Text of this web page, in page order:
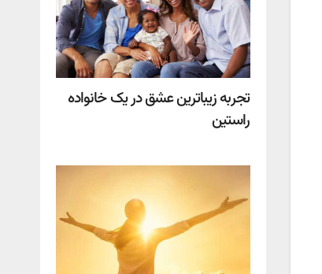
تجربه زیباترین عشق در یک خانواده
راستین